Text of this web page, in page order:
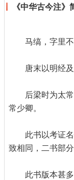
《中华古今注》
马缟，字里不
唐末以明经
后梁时为太
常少卿。
此书以考证
致相同，二书部分
此书版本甚